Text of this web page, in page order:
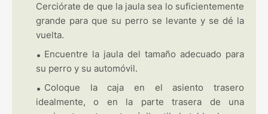
Cerciórate de que la jaula sea lo suficientemente
grande para que su perro se levante y se dé la
vuelta.
Encuentre la jaula del tamaño adecuado para
su perro y su automóvil.
Coloque la caja en el asiento trasero
idealmente, o en la parte trasera de una